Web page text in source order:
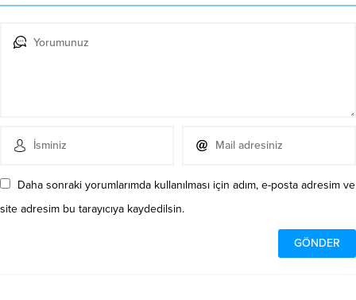
Daha sonraki yorumlarımda kullanılması için adım, e-posta adresim ve
site adresim bu tarayıcıya kaydedilsin.